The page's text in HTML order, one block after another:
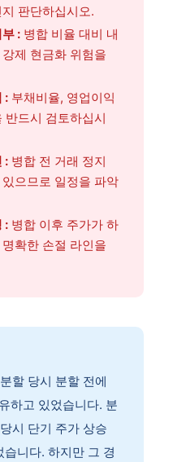
판단하십시오.
: 병합 비율 대비 내
제 현금화 위험을
: 부채비율, 영업이익
반드시 검토하십시
: 병합 전 거래 정지
으므로 일정을 파악
: 병합 이후 주가가 하
확한 손절 라인을
할 당시 분할 전에
하고 있었습니다. 분
시 단기 주가 상승
니다. 하지만 그 경